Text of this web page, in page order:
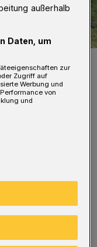
Scheck an
(vorne re.).
Menschen in
begann mit
Team besteht
außerhalb
Daten, um
zur
Zugriff auf
Werbung und
von
und